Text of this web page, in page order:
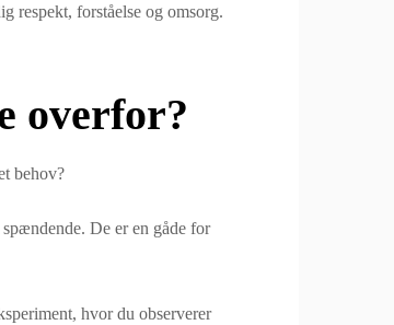
respekt, forståelse og omsorg.
overfor?
behov?
De er en gåde for
hvor du observerer